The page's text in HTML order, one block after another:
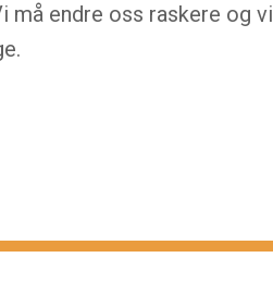
må endre oss raskere og vi